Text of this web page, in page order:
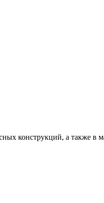
конструкций, а также в